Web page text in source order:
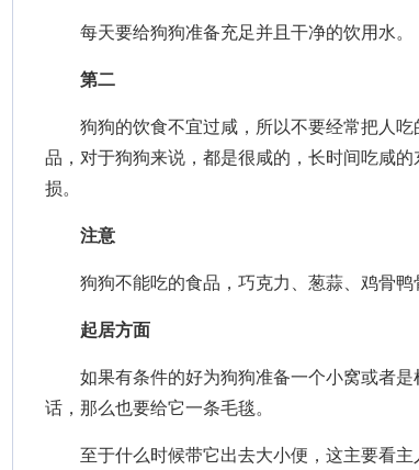
每天要给狗狗准备充足并且干净的饮用水。
第二
狗狗的饮食不宜过咸，所以不要经常把人吃
品，对于狗狗来说，都是很咸的，长时间吃咸
损。
注意
狗狗不能吃的食品，巧克力、葱蒜、鸡骨鸭
起居方面
如果有条件的好为狗狗准备一个小窝或者是
话，那么也要给它一条毛毯。
至于什么时候带它出去大小便，这主要看主